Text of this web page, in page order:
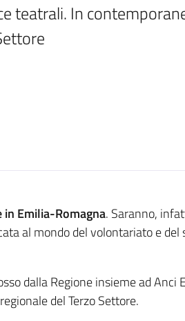
teatrali. In
Emilia-Romagna. Saranno,
al mondo del volontariato e
dalla Regione insieme ad
del Terzo Settore.